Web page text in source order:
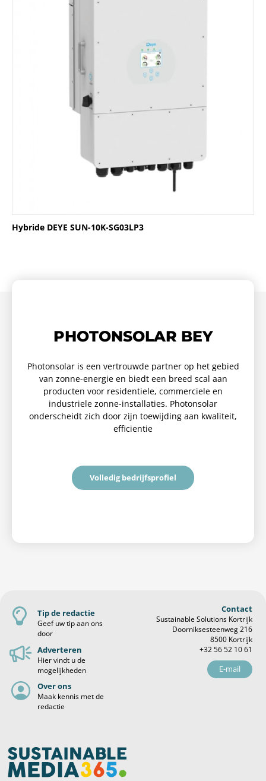
Hybride DEYE SUN-10K-SG03LP3
PHOTONSOLAR BEY
Photonsolar is een vertrouwde partner op het gebied
van zonne-energie en biedt een breed scal aan
producten voor residentiele, commerciele en
industriele zonne-installaties. Photonsolar
onderscheidt zich door zijn toewijding aan kwaliteit,
efficientie
Volledig bedrijfsprofiel
Tip de redactie
Geef uw tip aan ons
door
Adverteren
Hier vindt u de
mogelijkheden
Over ons
Maak kennis met de
redactie
Contact
Sustainable Solutions Kortrijk
Doorniksesteenweg 216
8500 Kortrijk
+32 56 52 10 61
E-mail